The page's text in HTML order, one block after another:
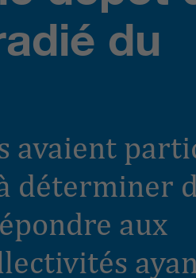
du
avaient
déterminer
aux